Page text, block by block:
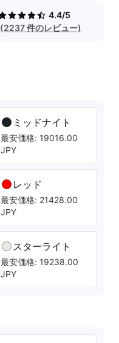
4.4/5
(2237 件のレビュー)
ミッドナイト
最安価格: 19016.00
JPY
レッド
最安価格: 21428.00
JPY
スターライト
最安価格: 19238.00
JPY